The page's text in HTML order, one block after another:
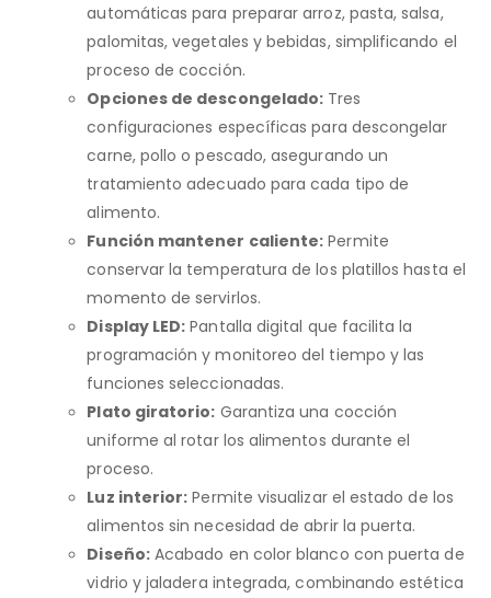
automáticas para preparar arroz, pasta, salsa,
palomitas, vegetales y bebidas, simplificando el
proceso de cocción.
Opciones de descongelado: Tres
configuraciones específicas para descongelar
carne, pollo o pescado, asegurando un
tratamiento adecuado para cada tipo de
alimento.
Función mantener caliente: Permite
conservar la temperatura de los platillos hasta el
momento de servirlos.
Display LED: Pantalla digital que facilita la
programación y monitoreo del tiempo y las
funciones seleccionadas.
Plato giratorio: Garantiza una cocción
uniforme al rotar los alimentos durante el
proceso.
Luz interior: Permite visualizar el estado de los
alimentos sin necesidad de abrir la puerta.
Diseño: Acabado en color blanco con puerta de
vidrio y jaladera integrada, combinando estética